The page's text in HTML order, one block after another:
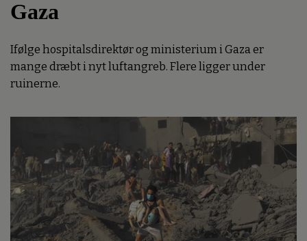
Gaza
Ifølge hospitalsdirektør og ministerium i Gaza er
mange dræbt i nyt luftangreb. Flere ligger under
ruinerne.